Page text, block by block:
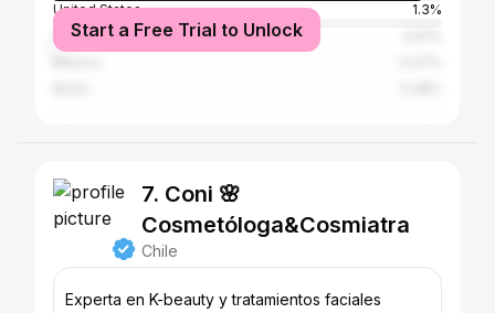
United States
1.3%
Argentina
Start a Free Trial to Unlock
7. Coni 🌸
Cosmetóloga&Cosmiatra
Chile
Experta en K-beauty y tratamientos faciales